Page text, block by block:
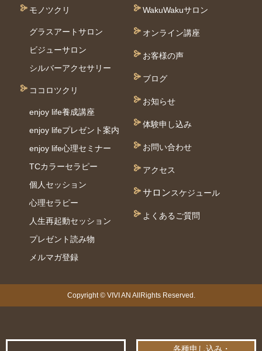
各種申し込み・
モノツクリ
グラスアートサロン
ビジューサロン
シルバーアクセサリー
ココロツクリ
enjoy life養成講座
enjoy lifeプレゼント案内
enjoy life心理セミナー
TCカラーセラピー
個⼈セッション
⼼理セラピー
人生再起動セッション
プレゼント読み物
メルマガ登録
WakuWakuサロン
オンライン講座
お客様の声
ブログ
お知らせ
体験申し込み
お問い合わせ
アクセス
サロンスケジュール
よくあるご質問
Copyright © VIVI AN AllRights Reserved.